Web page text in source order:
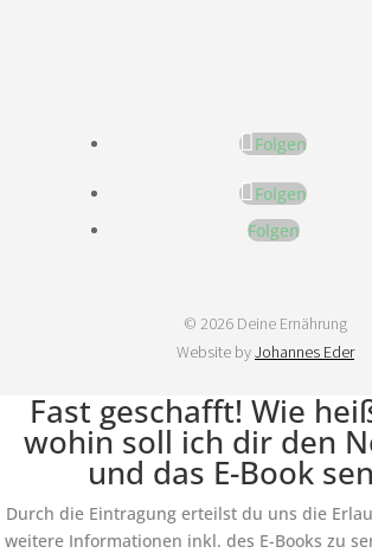
Folgen
Folgen
Folgen
© 2026 Deine Ernährung
Website byJohannes Eder
Fast geschafft! Wie
wohin soll ich dir den
und das E-Book
Durch die Eintragung erteilst du uns die
weitere Informationen inkl. des E-Books zu